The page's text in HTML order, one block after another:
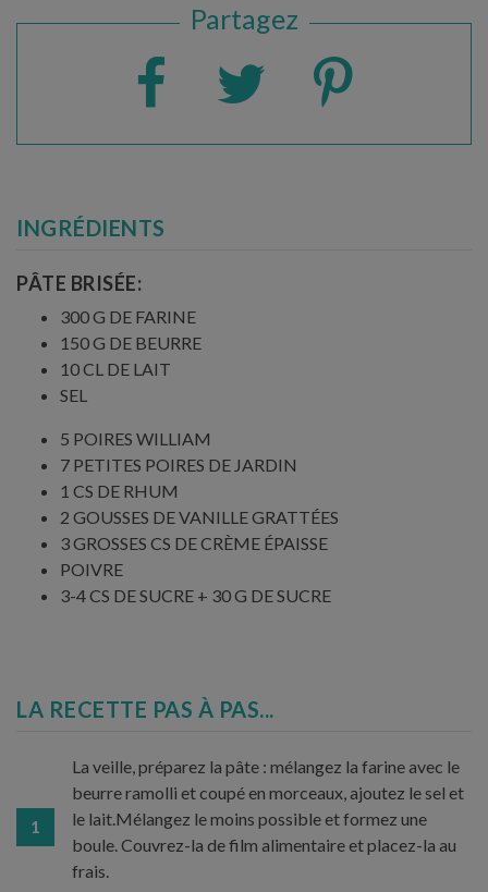
Partagez
INGRÉDIENTS
PÂTE BRISÉE:
300 G DE FARINE
150 G DE BEURRE
10 CL DE LAIT
SEL
5 POIRES WILLIAM
7 PETITES POIRES DE JARDIN
1 CS DE RHUM
2 GOUSSES DE VANILLE GRATTÉES
3 GROSSES CS DE CRÈME ÉPAISSE
POIVRE
3-4 CS DE SUCRE + 30 G DE SUCRE
LA RECETTE PAS À PAS...
1
La veille, préparez la pâte : mélangez la farine avec le
beurre ramolli et coupé en morceaux, ajoutez le sel et
le lait.Mélangez le moins possible et formez une
boule. Couvrez-la de film alimentaire et placez-la au
frais.